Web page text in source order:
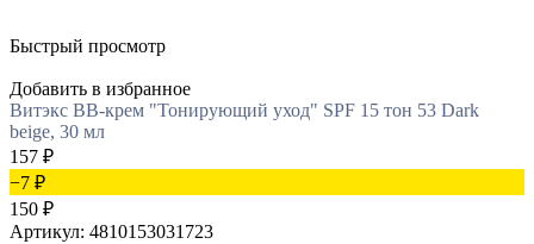
Быстрый просмотр
Добавить в избранное
Витэкс BB-крем "Тонирующий уход" SPF 15 тон 53 Dark
beige, 30 мл
157 ₽
−7 ₽
150 ₽
Артикул: 4810153031723